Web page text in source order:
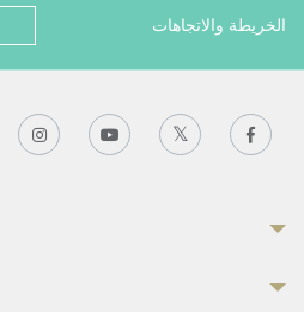
الخريطة والاتجاهات